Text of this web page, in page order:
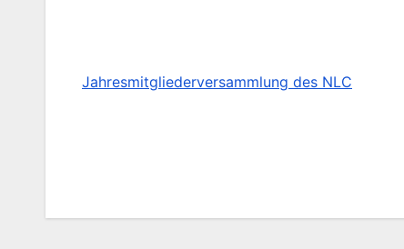
Jahresmitgliederversammlung des NLC